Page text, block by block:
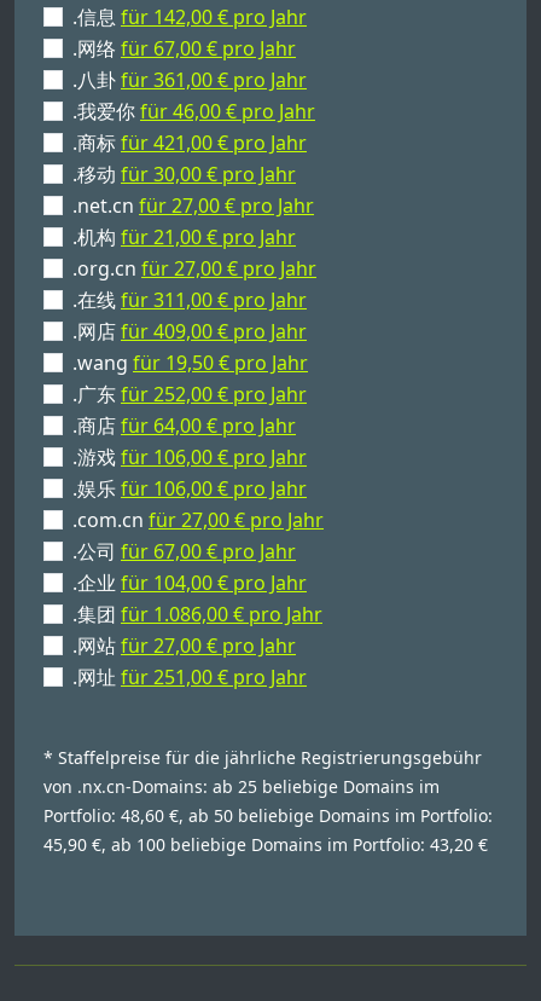
.信息 für 142,00 € pro Jahr
.网络 für 67,00 € pro Jahr
.八卦für 361,00 € pro Jahr
.我爱你für 46,00 € pro Jahr
.商标für 421,00 € pro Jahr
.移动 für 30,00 € pro Jahr
.net.cn für 27,00 € pro Jahr
.机构 für 21,00 € pro Jahr
.org.cn für 27,00 € pro Jahr
.在线für 311,00 € pro Jahr
.网店für 409,00 € pro Jahr
.wang für 19,50 € pro Jahr
.广东für 252,00 € pro Jahr
.商店für 64,00 € pro Jahr
.游戏für 106,00 € pro Jahr
.娱乐für 106,00 € pro Jahr
.com.cn für 27,00 € pro Jahr
.公司 für 67,00 € pro Jahr
.企业 für 104,00 € pro Jahr
.集团 für 1.086,00 € pro Jahr
.网站für 27,00 € pro Jahr
.网址 für 251,00 € pro Jahr
* Staffelpreise für die jährliche Registrierungsgebühr
von .nx.cn-Domains: ab 25 beliebige Domains im
Portfolio: 48,60 €, ab 50 beliebige Domains im Portfolio:
45,90 €, ab 100 beliebige Domains im Portfolio: 43,20 €